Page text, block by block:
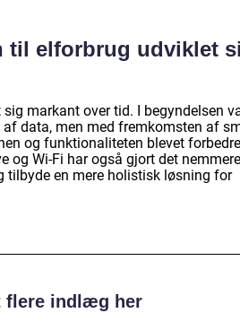
til elforbrug udviklet
markant over tid. I begyndelsen
data, men med fremkomsten af
og funktionaliteten blevet
og Wi-Fi har også gjort det
tilbyde en mere holistisk løsning for
flere indlæg her